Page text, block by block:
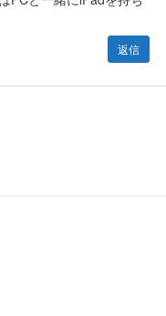
返信